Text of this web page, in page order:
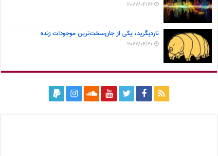
2022/04/26
تاردیگرید، یکی از جان‌سخت‌ترین موجودات زنده
2022/04/20